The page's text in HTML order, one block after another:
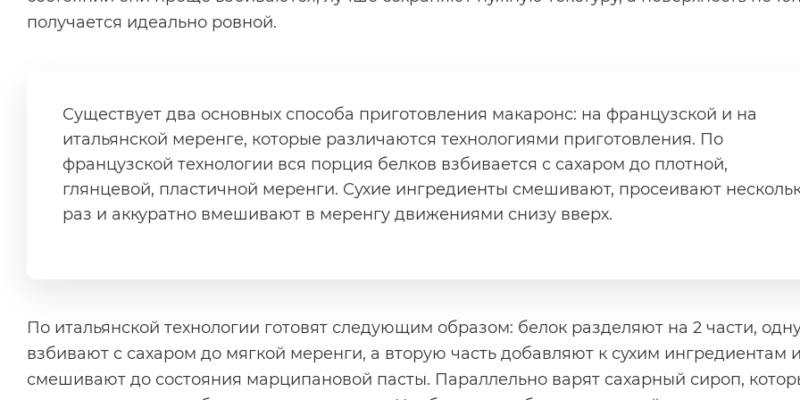
получается идеально ровной.
Существует два основных способа приготовления макаронс: на французской и на
итальянской меренге, которые различаются технологиями приготовления. По
французской технологии вся порция белков взбивается с сахаром до плотной,
глянцевой, пластичной меренги. Сухие ингредиенты смешивают, просеивают
раз и аккуратно вмешивают в меренгу движениями снизу вверх.
По итальянской технологии готовят следующим образом: белок разделяют на 2 части,
взбивают с сахаром до мягкой меренги, а вторую часть добавляют к сухим ингредиентам и
смешивают до состояния марципановой пасты. Параллельно варят сахарный сироп,